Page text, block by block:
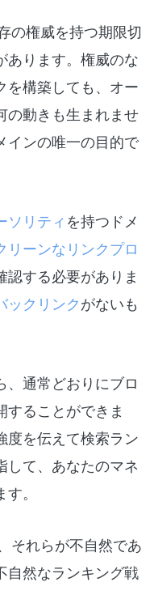
の権威を持つ期限切
あります。権威のな
を構築しても、オー
の動きも生まれませ
ンの唯一の目的で
ソリティ を持つドメ
リーンなリンクプロ
認する必要がありま
ックリンクがないも
、通常どおりにブロ
することができま
度を伝えて検索ラン
して、あなたのマネ
。
それらが不自然であ
自然なランキング戦